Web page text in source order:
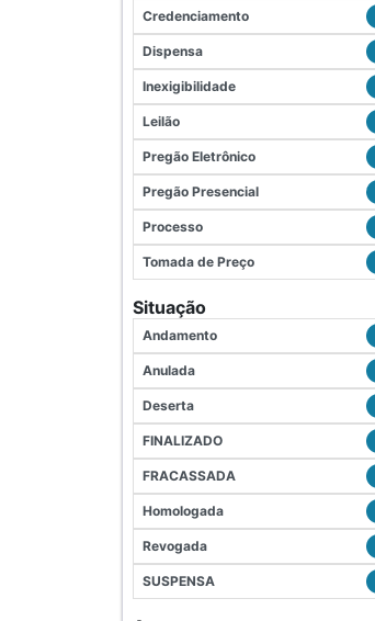
Credenciamento
Dispensa
Inexigibilidade
Leilão
Pregão Eletrônico
Pregão Presencial
Processo
Tomada de Preço
Situação
Andamento
Anulada
Deserta
FINALIZADO
FRACASSADA
Homologada
Revogada
SUSPENSA